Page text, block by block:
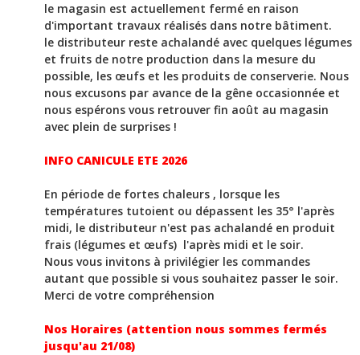
le magasin est actuellement fermé en raison
d'important travaux réalisés dans notre bâtiment.
le distributeur reste achalandé avec quelques légumes
et fruits de notre production dans la mesure du
possible, les œufs et les produits de conserverie. Nous
nous excusons par avance de la gêne occasionnée et
nous espérons vous retrouver fin août au magasin
avec plein de surprises !
INFO CANICULE ETE 2026
En période de fortes chaleurs , lorsque les
températures tutoient ou dépassent les 35° l'après
midi, le distributeur n'est pas achalandé en produit
frais (légumes et œufs) l'après midi et le soir.
Nous vous invitons à privilégier les commandes
autant que possible si vous souhaitez passer le soir.
Merci de votre compréhension
Nos Horaires (attention nous sommes fermés
jusqu'au 21/08)